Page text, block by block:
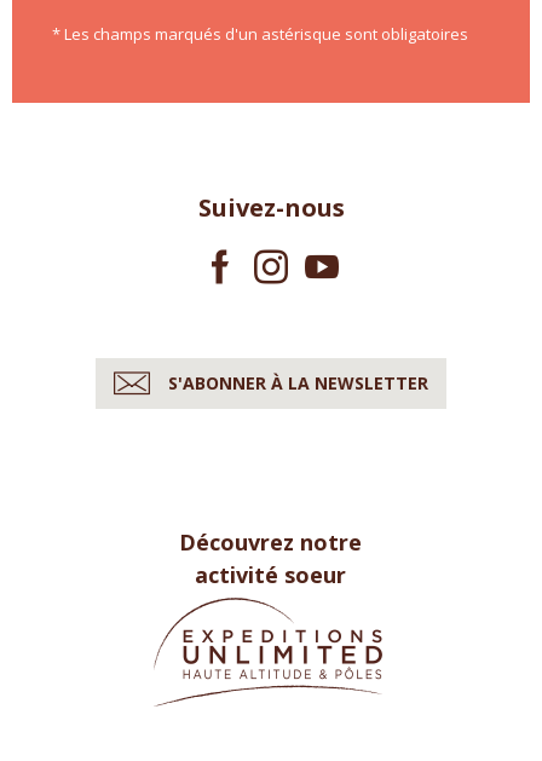
* Les champs marqués d'un astérisque sont obligatoires
Suivez-nous
S'ABONNER À LA NEWSLETTER
Découvrez notre
activité soeur